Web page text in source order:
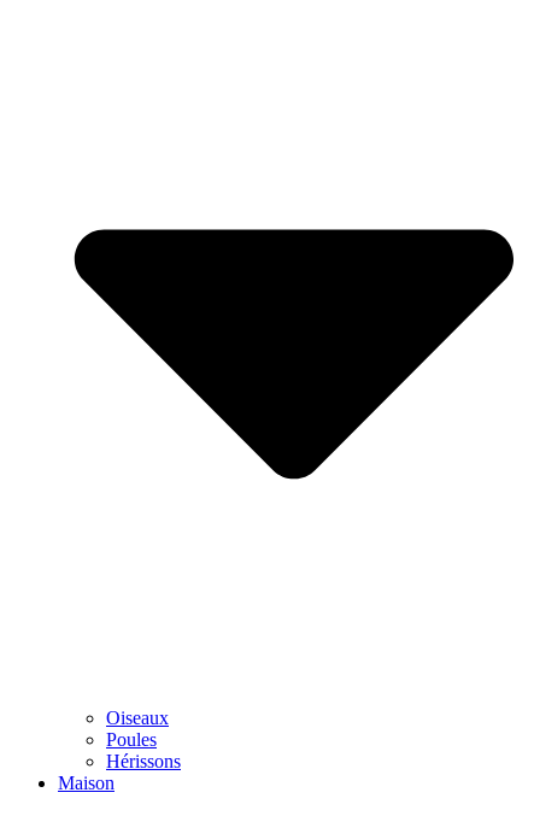
Oiseaux
Poules
Hérissons
Maison